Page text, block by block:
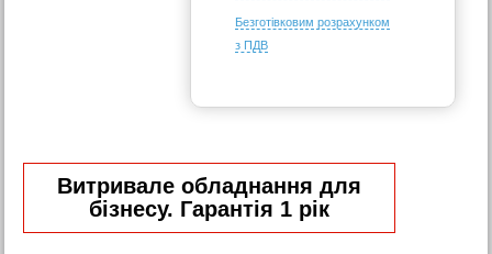
Безготівковим розрахунком
з ПДВ
Витривале обладнання для
бізнесу. Гарантія 1 рік